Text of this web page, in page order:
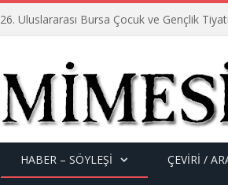
26. Uluslararası Bursa Çocuk ve Gençlik
HABER – SÖYLEŞI ÇEVİRİ /